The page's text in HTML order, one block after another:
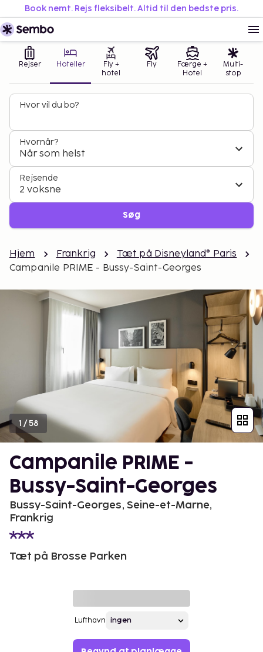
Book nemt. Rejs fleksibelt. Altid til den bedste pris.
Rejser Hoteller
Fly +
hotel
Fly
Færge +
Hotel
Multi-
stop
Hvor vil du bo?
Hvornår?
Når som helst
Rejsende
2 voksne
Søg
Hjem Frankrig
Tæt på Disneyland® Paris
Campanile PRIME - Bussy-Saint-Georges
1 /58
Campanile PRIME -
Bussy-Saint-Georges
Bussy-Saint-Georges, Seine-et-Marne,
Frankrig
Tæt på Brosse Parken
Lufthavn